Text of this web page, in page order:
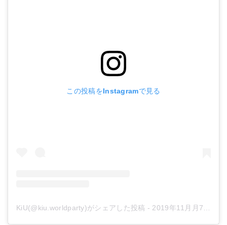
この投稿をInstagramで見る
KiU(@kiu.worldparty)がシェアした投稿 - 2019年11月月7日午前12時01分PST